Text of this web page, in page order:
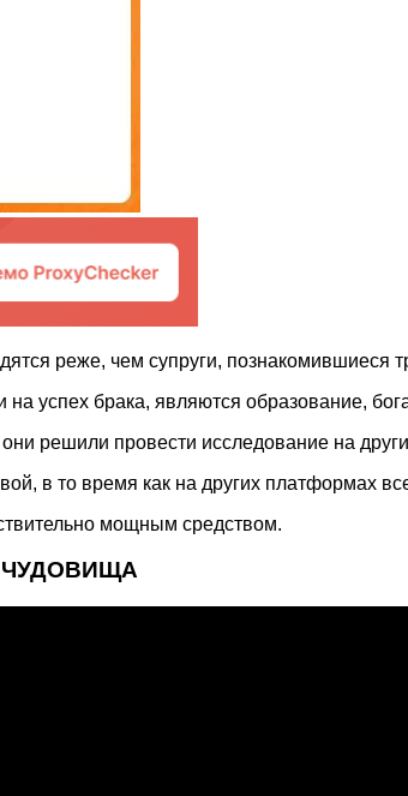
реже, чем супруги, познакомившиеся
успех брака, являются образование,
решили провести исследование на
в то время как на других платформах
мощным средством.
ЧУДОВИЩА